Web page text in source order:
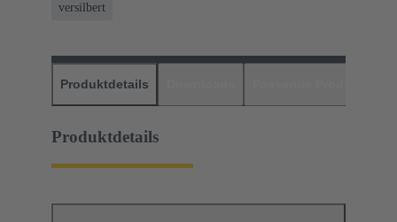
versilbert
Produktdetails
Produktdetails